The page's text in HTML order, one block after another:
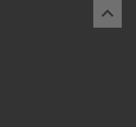
keyboard_arrow_up